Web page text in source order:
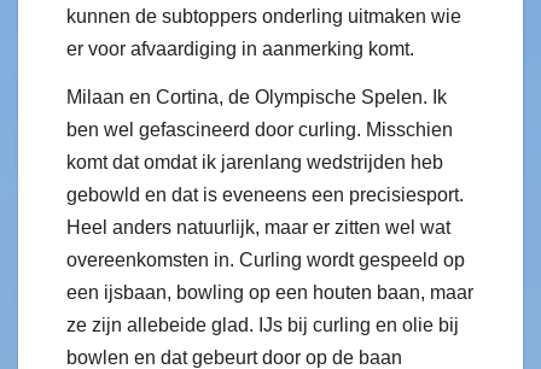
kunnen de subtoppers onderling uitmaken wie
er voor afvaardiging in aanmerking komt.
Milaan en Cortina, de Olympische Spelen. Ik
ben wel gefascineerd door curling. Misschien
komt dat omdat ik jarenlang wedstrijden heb
gebowld en dat is eveneens een precisiesport.
Heel anders natuurlijk, maar er zitten wel wat
overeenkomsten in. Curling wordt gespeeld op
een ijsbaan, bowling op een houten baan, maar
ze zijn allebeide glad. IJs bij curling en olie bij
bowlen en dat gebeurt door op de baan